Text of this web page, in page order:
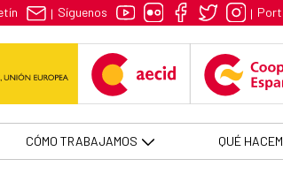
la mayor planta
| Síguenos |
CÓMO TRABAJAMOS QUÉ